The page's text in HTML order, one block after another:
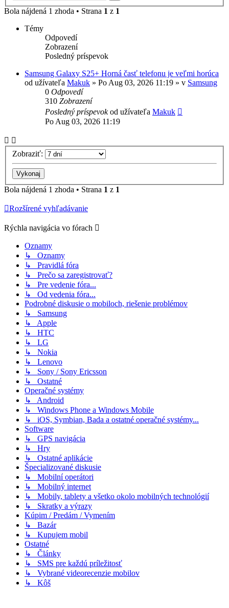
Bola nájdená 1 zhoda • Strana 1 z 1
Témy
Odpovedí
Zobrazení
Posledný príspevok
Samsung Galaxy S25+ Horná časť telefonu je veľmi horúca
od užívateľa Makuk » Po Aug 03, 2026 11:19 » v Samsung
0 Odpovedí
310 Zobrazení
Posledný príspevokod užívateľa Makuk
Po Aug 03, 2026 11:19
Zobraziť:
Bola nájdená 1 zhoda • Strana 1 z 1
Rozšírené vyhľadávanie
Rýchla navigácia vo fórach
Oznamy
↳ Oznamy
↳ Pravidlá fóra
↳ Prečo sa zaregistrovať?
↳ Pre vedenie fóra...
↳ Od vedenia fóra...
Podrobné diskusie o mobiloch, riešenie problémov
↳ Samsung
↳ Apple
↳ HTC
↳ LG
↳ Nokia
↳ Lenovo
↳ Sony / Sony Ericsson
↳ Ostatné
Operačné systémy
↳ Android
↳ Windows Phone a Windows Mobile
↳ iOS, Symbian, Bada a ostatné operačné systémy...
Software
↳ GPS navigácia
↳ Hry
↳ Ostatné aplikácie
Špecializované diskusie
↳ Mobilní operátori
↳ Mobilný internet
↳ Mobily, tablety a všetko okolo mobilných technológií
↳ Skratky a výrazy
Kúpim / Predám / Vymením
↳ Bazár
↳ Kupujem mobil
Ostatné
↳ Články
↳ SMS pre každú príležitosť
↳ Vybrané videorecenzie mobilov
↳ Kôš